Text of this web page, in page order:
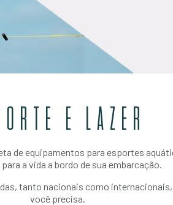
E LAZER
de equipamentos para esportes
a vida a bordo de sua embarcação.
tanto nacionais como
você precisa.